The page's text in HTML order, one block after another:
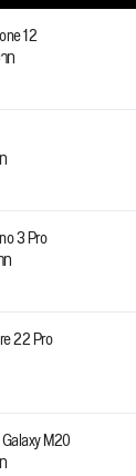
12
ท
3 Pro
22 Pro
M20